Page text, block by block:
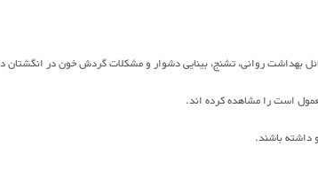
بهداشت روانی، تشنج، بینایی دشوار و مشکلات گردش خون در
است را مشاهده کرده اند.
باشند.